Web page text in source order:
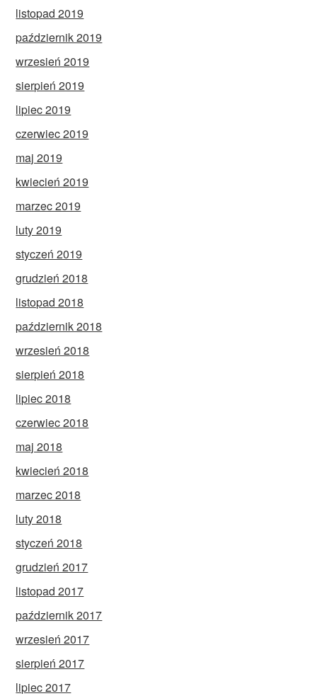
listopad 2019
październik 2019
wrzesień 2019
sierpień 2019
lipiec 2019
czerwiec 2019
maj 2019
kwiecień 2019
marzec 2019
luty 2019
styczeń 2019
grudzień 2018
listopad 2018
październik 2018
wrzesień 2018
sierpień 2018
lipiec 2018
czerwiec 2018
maj 2018
kwiecień 2018
marzec 2018
luty 2018
styczeń 2018
grudzień 2017
listopad 2017
październik 2017
wrzesień 2017
sierpień 2017
lipiec 2017